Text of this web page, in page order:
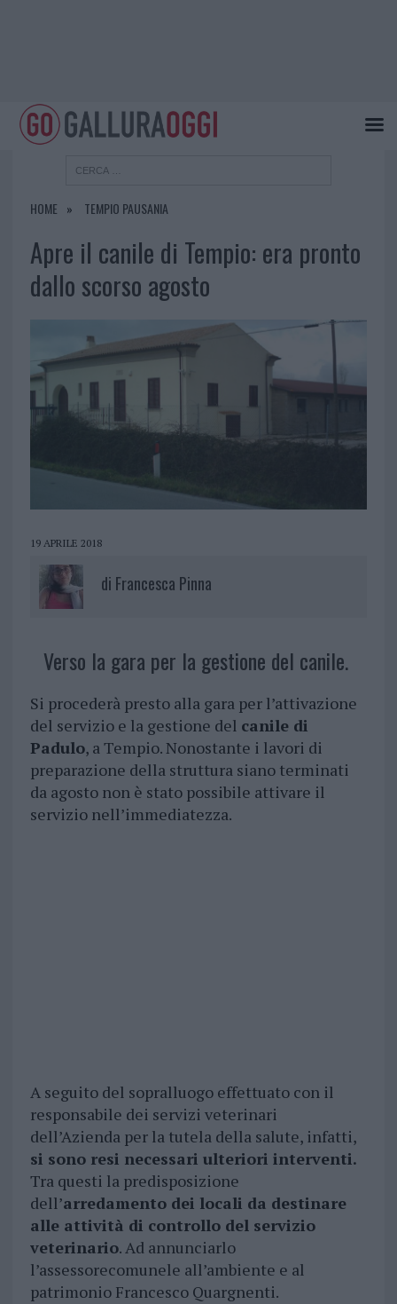
HOME TEMPIO PAUSANIA
Apre il canile di Tempio: era pronto
dallo scorso agosto
19 APRILE 2018
di Francesca Pinna
Verso la gara per la gestione del canile.
Si procederà presto alla gara per l’attivazione
del servizio e la gestione del canile di
Padulo, a Tempio. Nonostante i lavori di
preparazione della struttura siano terminati
da agosto non è stato possibile attivare il
servizio nell’immediatezza.
A seguito del sopralluogo effettuato con il
responsabile dei servizi veterinari
dell’Azienda per la tutela della salute, infatti,
si sono resi necessari ulteriori interventi.
Tra questi la predisposizione
dell’arredamento dei locali da destinare
alle attività di controllo del servizio
veterinario. Ad annunciarlo
l’assessorecomunele all’ambiente e al
patrimonio Francesco Quargnenti.